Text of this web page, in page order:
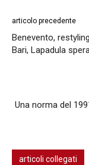
articolo precedente
Benevento,
Bari, Lapadula
Una norma del
articoli collegati